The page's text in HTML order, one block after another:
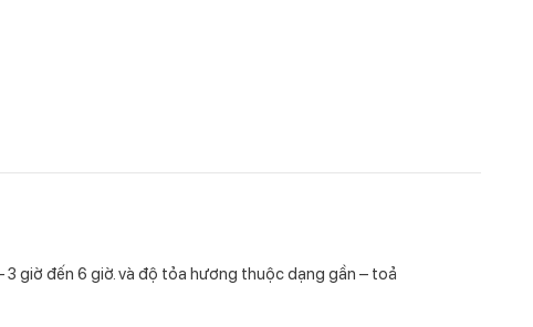
giờ đến 6 giờ. và độ tỏa hương thuộc dạng gần – toả